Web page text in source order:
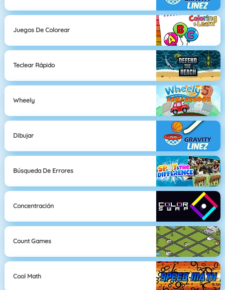
Juegos De Colorear
Teclear Rápido
Wheely
Dibujar
Búsqueda De Errores
Concentración
Count Games
Cool Math